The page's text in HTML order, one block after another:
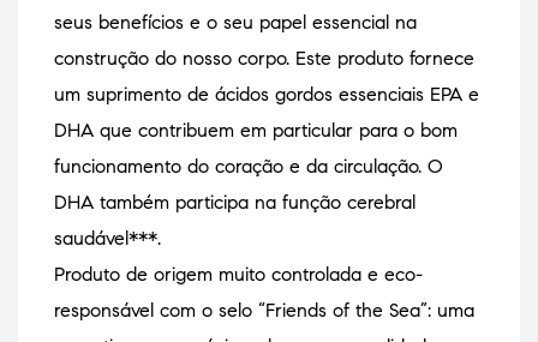
seus benefícios e o seu papel essencial na
construção do nosso corpo. Este produto fornece
um suprimento de ácidos gordos essenciais EPA e
DHA que contribuem em particular para o bom
funcionamento do coração e da circulação. O
DHA também participa na função cerebral
saudável***.
Produto de origem muito controlada e eco-
responsável com o selo “Friends of the Sea”: uma